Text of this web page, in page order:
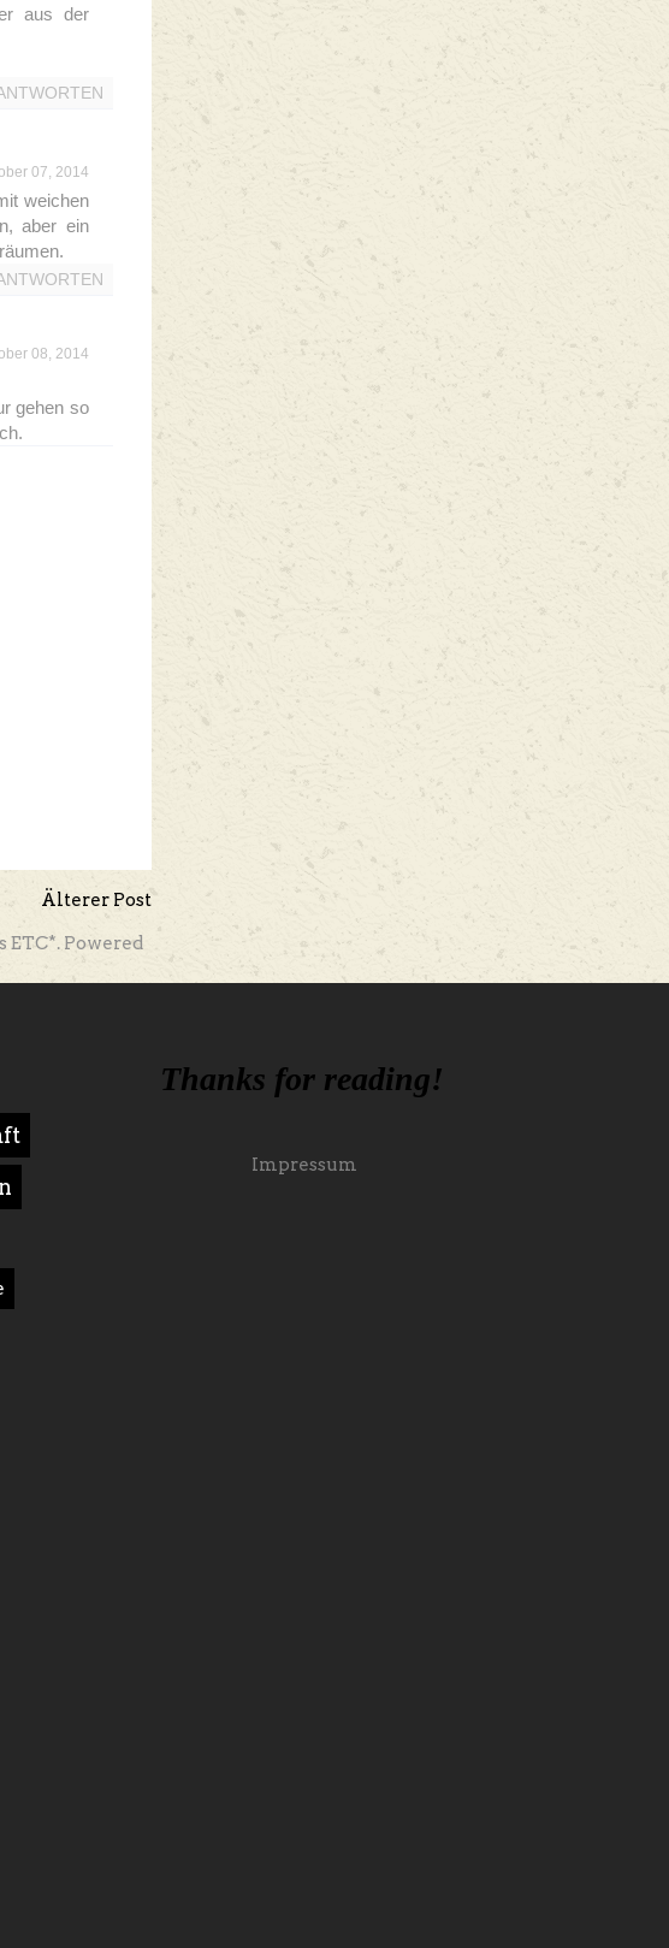
aus der
07, 2014
weichen
aber ein
08, 2014
gehen so
Älterer Post
Powered
Thanks for reading!
Impressum